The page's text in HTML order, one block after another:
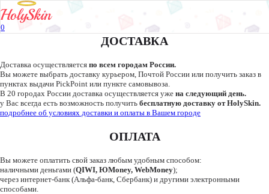
0 Нет продуктов для отображения
ДОСТАВКА
Доставка осуществляется по всем городам России.
Вы можете выбрать доставку курьером, Почтой России или получить заказ в
пунктах выдачи PickPoint или пункте самовывоза.
В 20 городах России доставка осуществляется уже на следующий день.
у Вас всегда есть возможность получить бесплатную доставку от HolySkin.
подробнее об условиях доставки и оплаты в Вашем городе
ОПЛАТА
Вы можете оплатить свой заказ любым удобным способом:
наличными деньгами (QIWI, ЮMoney, WebMoney);
через интернет-банк (Альфа-банк, Сбербанк) и другими электронными
способами.